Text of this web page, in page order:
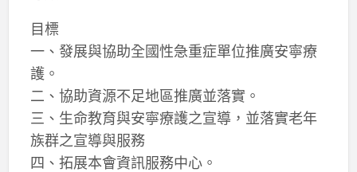
目標
一、發展與協助全國性急重症單位推廣安寧療
護。
二、協助資源不足地區推廣並落實。
三、生命教育與安寧療護之宣導，並落實老年
族群之宣導與服務
四、拓展本會資訊服務中心。